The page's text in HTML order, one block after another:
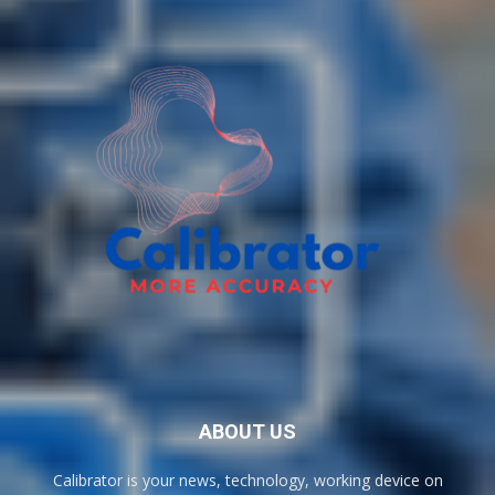
ABOUT US
Calibrator is your news, technology, working device on